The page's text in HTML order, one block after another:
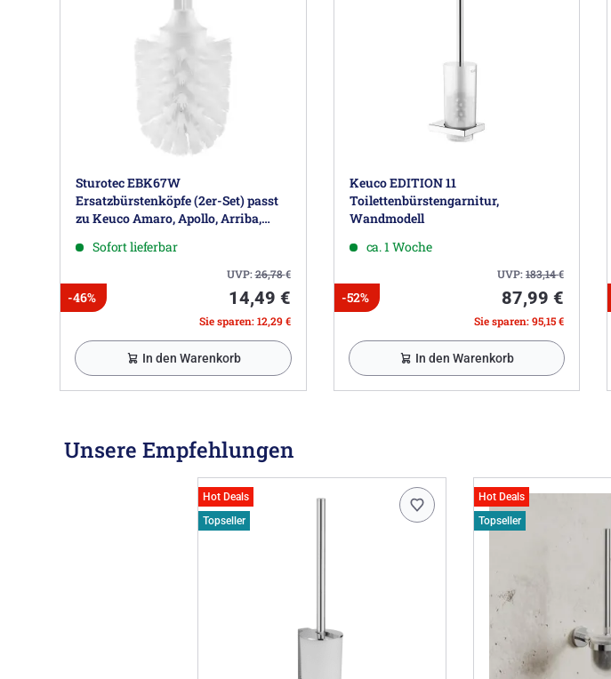
Sturotec EBK67W
Ersatzbürstenköpfe (2er-Set) passt
zu Keuco Amaro, Apollo, Arriba,
Moll, Smart, Solo, Trias
Sofort lieferbar
UVP:26,78€
-46% 14,49 €
Sie sparen: 12,29 €
In den Warenkorb
Keuco EDITION 11
Toilettenbürstengarnitur,
Wandmodell
ca. 1 Woche
UVP:183,14€
-52% 87,99 €
Sie sparen: 95,15 €
In den Warenkorb
Unsere Empfehlungen
Hot Deals
Topseller
Hot Deals
Topseller